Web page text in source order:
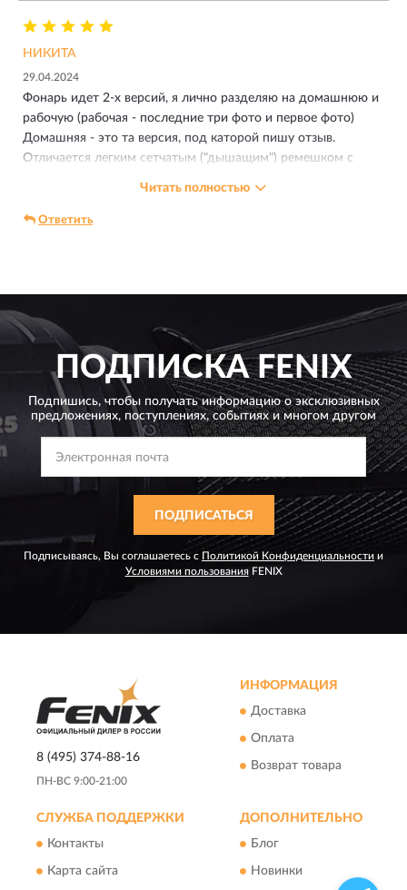
НИКИТА
29.04.2024
Фонарь идет 2-х версий, я лично разделяю на домашнюю и
рабочую (рабочая - последние три фото и первое фото)
Домашняя - это та версия, под каторой пишу отзыв.
Отличается легким сетчатым ("дышащим") ремешком с
Рабочая - это версияя SAR, она предназначена для касок/
крепления (у домашней таких нет) к каске/шлему, чтоб
ремешок не слетал.
Читать полностью
Ответить
ПОДПИСКАFENIX
Подпишись, чтобы получать информацию о эксклюзивных
предложениях, поступлениях, событиях и многом другом
ПОДПИСАТЬСЯ
Подписываясь, Вы соглашаетесь с Политикой Конфиденциальности и
Условиями пользованияFENIX
8 (495) 374-88-16
ПН-ВС 9:00-21:00
ИНФОРМАЦИЯ
Доставка
Оплата
Возврат товара
СЛУЖБА ПОДДЕРЖКИ
Контакты
Карта сайта
ДОПОЛНИТЕЛЬНО
Блог
Новинки